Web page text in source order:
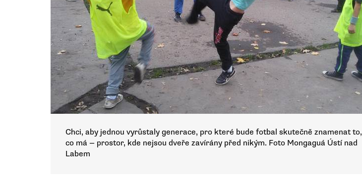
Chci, aby jednou vyrůstaly generace, pro které bude fotbal skutečně znamenat to,
co má — prostor, kde nejsou dveře zavírány před nikým. Foto Mongaguá Ústí nad
Labem